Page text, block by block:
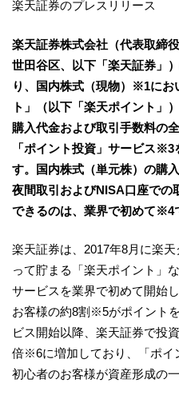
楽天証券のプレスリリース
楽天証券株式会社（代表取締
世田谷区、以下「楽天証券」
り、国内株式（現物）※1にお
ト」（以下「楽天ポイント」
購入代金および取引手数料の
「ポイント投資」サービス
す。国内株式（単元株）の購
夜間取引およびNISA口座での
できるのは、業界で初めて※4
楽天証券は、2017年8月に楽
って貯まる「楽天ポイント」
サービスを業界で初めて開始
お客様の約8割※5がポイント
ビス開始以降、楽天証券で投
倍※6に増加しており、「ポイ
初心者のお客様が資産形成の